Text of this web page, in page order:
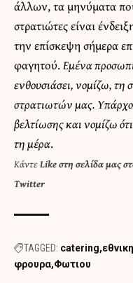
άλλων, τα μηνύματα
στρατιώτες είναι
την επίσκεψη σήμερα
φαγητού.Εμένα
ενθουσιάσει, νομίζω,
στρατιωτών μας.
βελτίωσης και νομίζω
τη μέρα.
ΚάντεLike στη σελίδα μας
Twitter
TAGGED: catering εθνικη
φρουρα Φωτιου